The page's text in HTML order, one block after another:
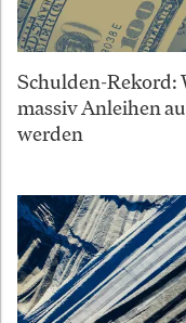
Schulden-Rekord:
massiv Anleihen
werden